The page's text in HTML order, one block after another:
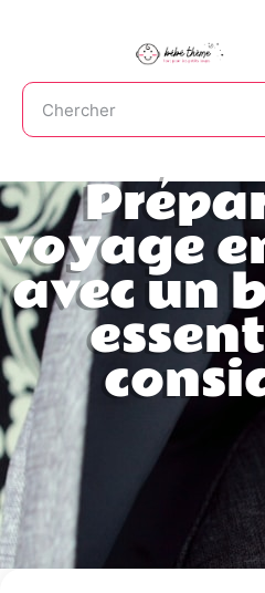
voyage
avec un